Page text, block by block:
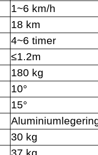
1~6 km/h
18 km
4~6 timer
≤1.2m
180 kg
10°
15°
30 kg